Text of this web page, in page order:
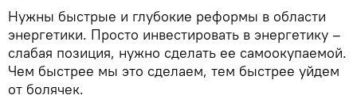
Нужны быстрые и глубокие реформы в области
энергетики. Просто инвестировать в энергетику –
слабая позиция, нужно сделать ее самоокупаемой.
Чем быстрее мы это сделаем, тем быстрее уйдем
от болячек.